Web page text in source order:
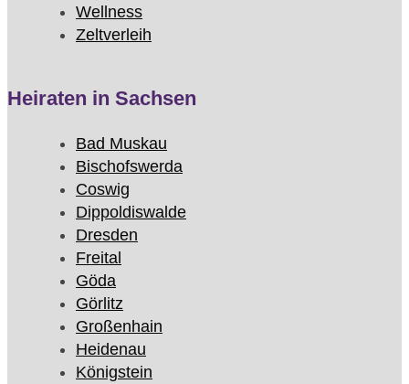
Wellness
Zeltverleih
Heiraten in Sachsen
Bad Muskau
Bischofswerda
Coswig
Dippoldiswalde
Dresden
Freital
Göda
Görlitz
Großenhain
Heidenau
Königstein